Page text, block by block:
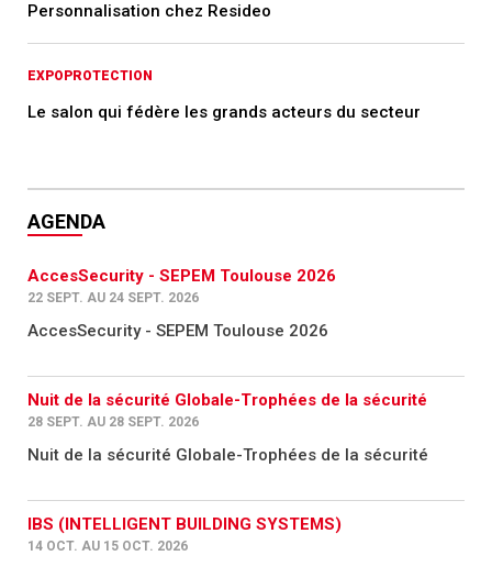
Personnalisation chez Resideo
EXPOPROTECTION
Le salon qui fédère les grands acteurs du secteur
AGENDA
AccesSecurity - SEPEM Toulouse 2026
22 SEPT. AU 24 SEPT. 2026
AccesSecurity - SEPEM Toulouse 2026
Nuit de la sécurité Globale-Trophées de la sécurité
28 SEPT. AU 28 SEPT. 2026
Nuit de la sécurité Globale-Trophées de la sécurité
IBS (INTELLIGENT BUILDING SYSTEMS)
14 OCT. AU 15 OCT. 2026